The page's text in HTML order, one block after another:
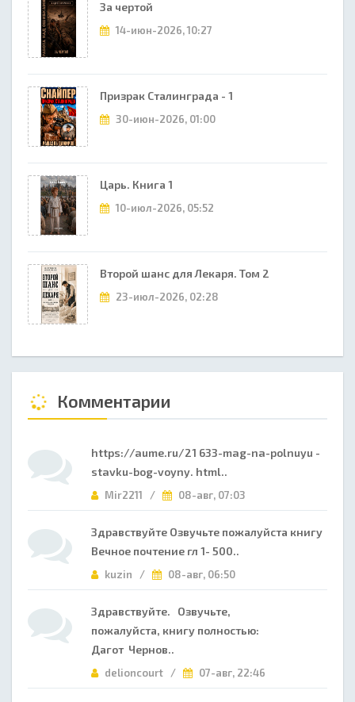
За чертой
14-июн-2026, 10:27
Призрак Сталинграда - 1
30-июн-2026, 01:00
Царь. Книга 1
10-июл-2026, 05:52
Второй шанс для Лекаря. Том 2
23-июл-2026, 02:28
Комментарии
https://aume.ru/21 633-mag-na-polnuyu -
stavku-bog-voyny. html..
Mir2211 / 08-авг, 07:03
Здравствуйте Озвучьте пожалуйста книгу
Вечное почтение гл 1- 500..
kuzin / 08-авг, 06:50
Здравствуйте. Озвучьте,
пожалуйста, книгу полностью:
Дагот Чернов..
delioncourt / 07-авг, 22:46